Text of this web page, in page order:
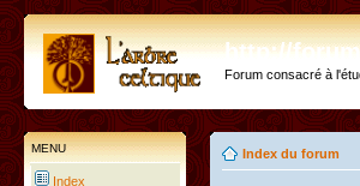
http://
Forum consacré à
MENU
Index
Index du forum